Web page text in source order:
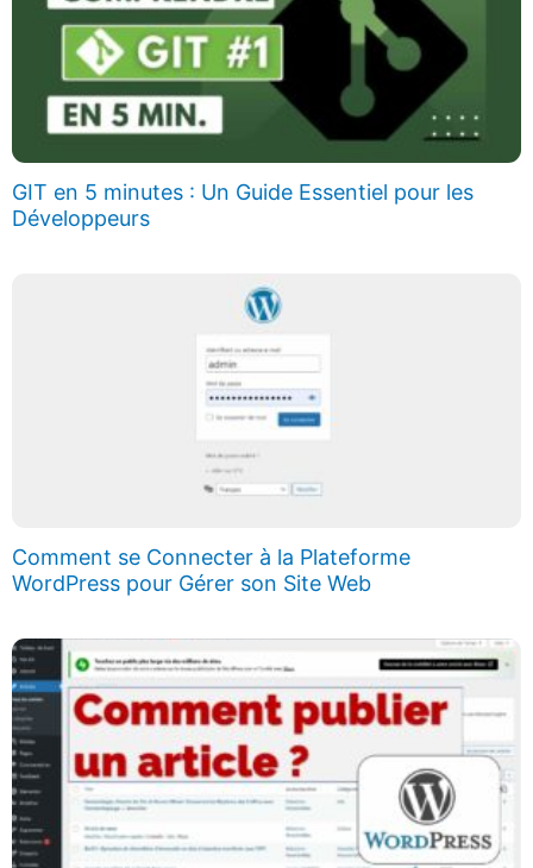
GIT en 5 minutes : Un Guide Essentiel pour les
Développeurs
Comment se Connecter à la Plateforme
WordPress pour Gérer son Site Web